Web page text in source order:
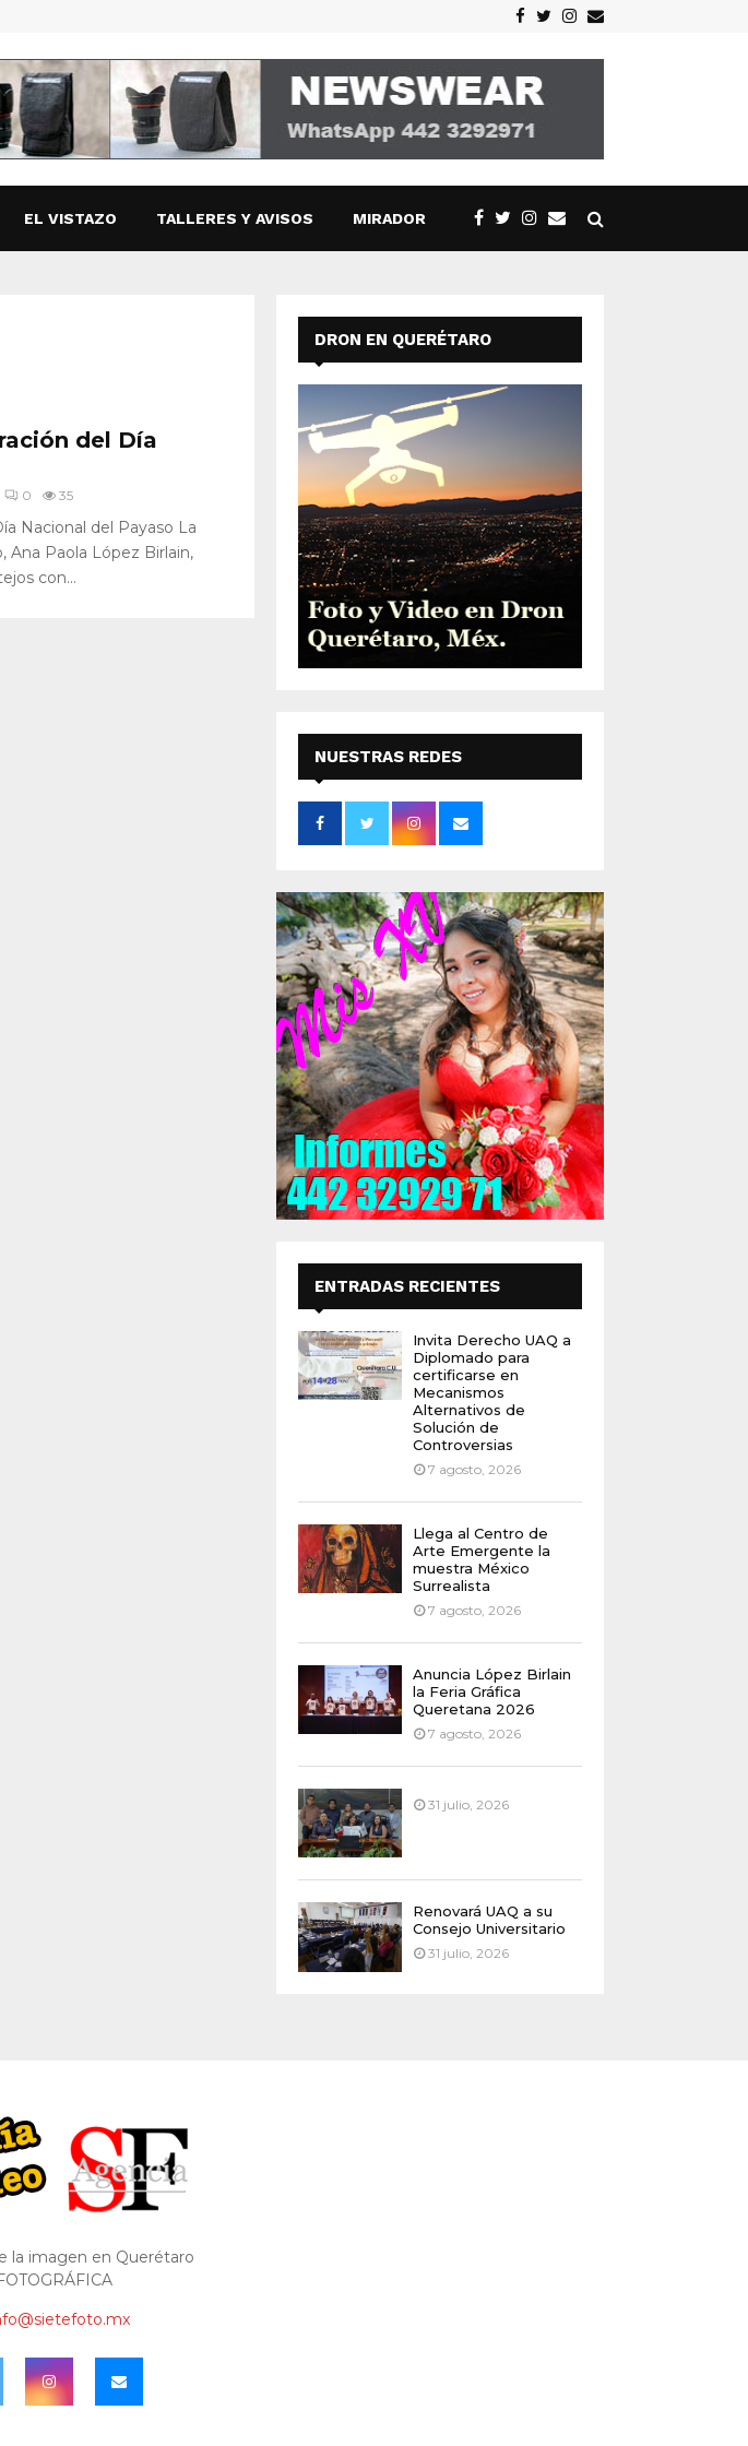
Facebook
TwitterInstagram
Email
EL VISTAZO TALLERES Y AVISOS MIRADOR
del Día
0 35
Nacional del Payaso La
Ana Paola López Birlain,
con...
DRON EN QUERÉTARO
NUESTRAS REDES
SOCIALES
ENTRADAS RECIENTES
Invita Derecho UAQ a
Diplomado para
certificarse en
Mecanismos
Alternativos de
Solución de
Controversias
7 agosto, 2026
Llega al Centro de
Arte Emergente la
muestra México
Surrealista
7 agosto, 2026
Anuncia López Birlain
la Feria Gráfica
Queretana 2026
7 agosto, 2026
31 julio, 2026
Renovará UAQ a su
Consejo Universitario
31 julio, 2026
la imagen en Querétaro